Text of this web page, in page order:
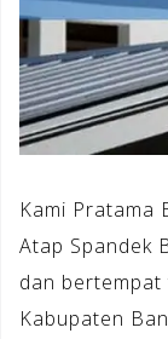
Kami Pratama
Atap Spandek
dan bertempat
Kabupaten